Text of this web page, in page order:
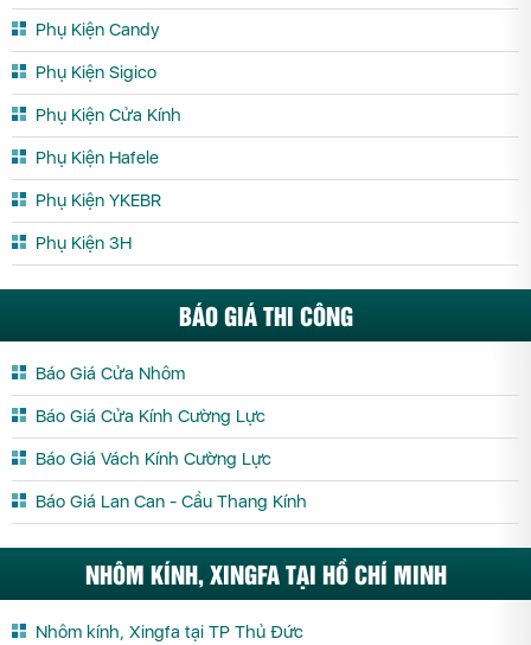
Phụ Kiện Candy
Phụ Kiện Sigico
Phụ Kiện Cửa Kính
Phụ Kiện Hafele
Phụ Kiện YKEBR
Phụ Kiện 3H
BÁO GIÁ THI CÔNG
Báo Giá Cửa Nhôm
Báo Giá Cửa Kính Cường Lực
Báo Giá Vách Kính Cường Lực
Báo Giá Lan Can - Cầu Thang Kính
NHÔM KÍNH, XINGFA TẠI HỒ CHÍ MINH
Nhôm kính, Xingfa tại TP Thủ Đức